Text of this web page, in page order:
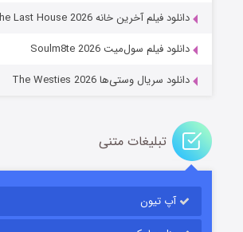
مردگان متحرک: شهر مرده ۳
دانلود فیلم آخرین خانه The Last House 2026
دانلود فیلم سول‌میت Soulm8te 2026
دانلود سریال وستی‌ها The Westies 2026
تبلیغات متنی
آپ تیون